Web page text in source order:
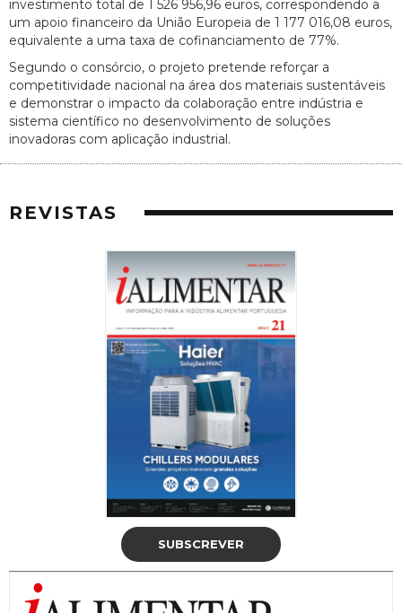
investimento total de 1 526 956,96 euros, correspondendo a
um apoio financeiro da União Europeia de 1 177 016,08 euros,
equivalente a uma taxa de cofinanciamento de 77%.
Segundo o consórcio, o projeto pretende reforçar a
competitividade nacional na área dos materiais sustentáveis
e demonstrar o impacto da colaboração entre indústria e
sistema científico no desenvolvimento de soluções
inovadoras com aplicação industrial.
REVISTAS
SUBSCREVER